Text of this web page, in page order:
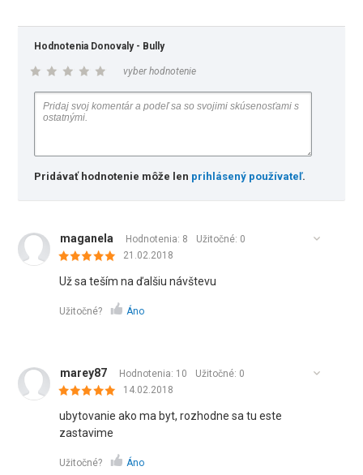
Hodnotenia Donovaly - Bully
vyber hodnotenie
Pridávať hodnotenie môže len prihlásený používateľ.
maganela Hodnotenia: 8 Užitočné: 0
21.02.2018
Už sa teším na ďalšiu návštevu
Užitočné? Áno
marey87 Hodnotenia: 10 Užitočné: 0
14.02.2018
ubytovanie ako ma byt, rozhodne sa tu este
zastavime
Užitočné? Áno